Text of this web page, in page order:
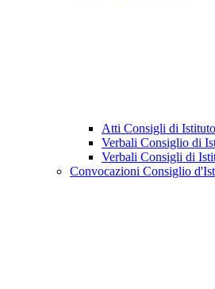
Atti Consigli di
Verbali Consiglio di
Verbali Consigli di
Convocazioni Consiglio